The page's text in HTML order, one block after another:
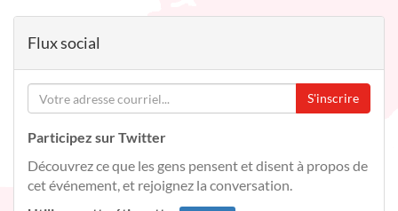
Flux social
S'inscrire
Participez sur Twitter
Découvrez ce que les gens pensent et disent à propos de
cet événement, et rejoignez la conversation.